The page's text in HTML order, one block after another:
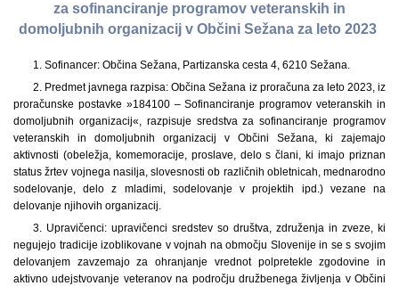
za sofinanciranje programov veteranskih in
domoljubnih organizacij v Občini Sežana za leto 2023
1. Sofinancer: Občina Sežana, Partizanska cesta 4, 6210 Sežana.
2. Predmet javnega razpisa: Občina Sežana iz proračuna za leto 2023, iz
proračunske postavke »184100 – Sofinanciranje programov veteranskih in
domoljubnih organizacij«, razpisuje sredstva za sofinanciranje programov
veteranskih in domoljubnih organizacij v Občini Sežana, ki zajemajo
aktivnosti (obeležja, komemoracije, proslave, delo s člani, ki imajo priznan
status žrtev vojnega nasilja, slovesnosti ob različnih obletnicah, mednarodno
sodelovanje, delo z mladimi, sodelovanje v projektih ipd.) vezane na
delovanje njihovih organizacij.
3. Upravičenci: upravičenci sredstev so društva, združenja in zveze, ki
negujejo tradicije izoblikovane v vojnah na območju Slovenije in se s svojim
delovanjem zavzemajo za ohranjanje vrednot polpretekle zgodovine in
aktivno udejstvovanje veteranov na področju družbenega življenja v Občini